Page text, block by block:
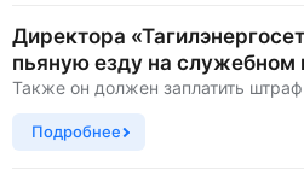
Директора
пьяную езду на
Также он должен заплатить
Подробнее